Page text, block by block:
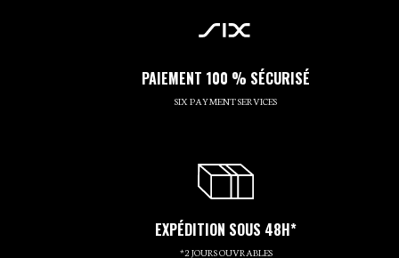
PAIEMENT 100 % SÉCURISÉ
SIX PAYMENT SERVICES
EXPÉDITION SOUS 48H*
*2 JOURS OUVRABLES